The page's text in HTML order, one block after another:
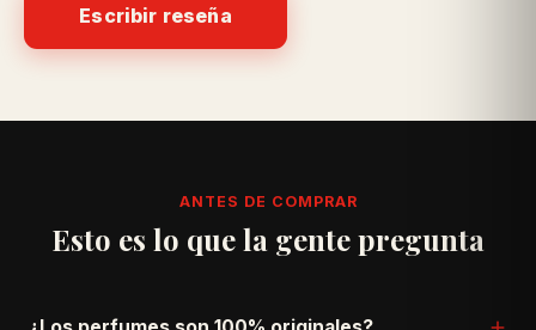
Escribir reseña
ANTES DE COMPRAR
Esto es lo que la gente pregunta